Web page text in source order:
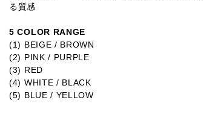
る質感
5 COLOR RANGE
(1) BEIGE / BROWN
(2) PINK / PURPLE
(3) RED
(4) WHITE / BLACK
(5) BLUE / YELLOW